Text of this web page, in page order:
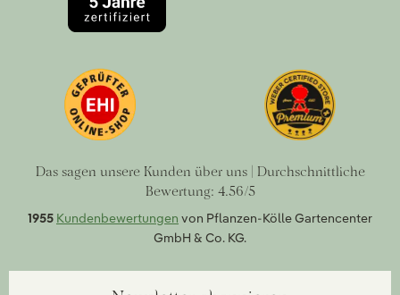
Das sagen unsere Kunden über uns | Durchschnittliche
Bewertung: 4.56/5
1955 Kundenbewertungen von Pflanzen-Kölle Gartencenter
GmbH & Co. KG.